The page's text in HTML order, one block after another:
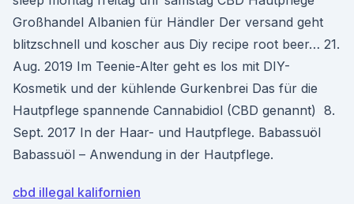
Großhandel Albanien für Händler Der versand geht
blitzschnell und koscher aus Diy recipe root beer… 21.
Aug. 2019 Im Teenie-Alter geht es los mit DIY-
Kosmetik und der kühlende Gurkenbrei Das für die
Hautpflege spannende Cannabidiol (CBD genannt) 8.
Sept. 2017 In der Haar- und Hautpflege. Babassuöl
Babassuöl – Anwendung in der Hautpflege.
cbd illegal kalifornien